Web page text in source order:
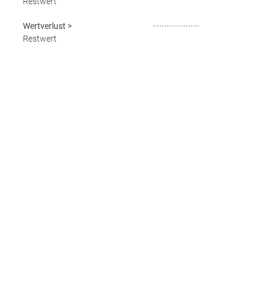
Wertverlust >
Restwert